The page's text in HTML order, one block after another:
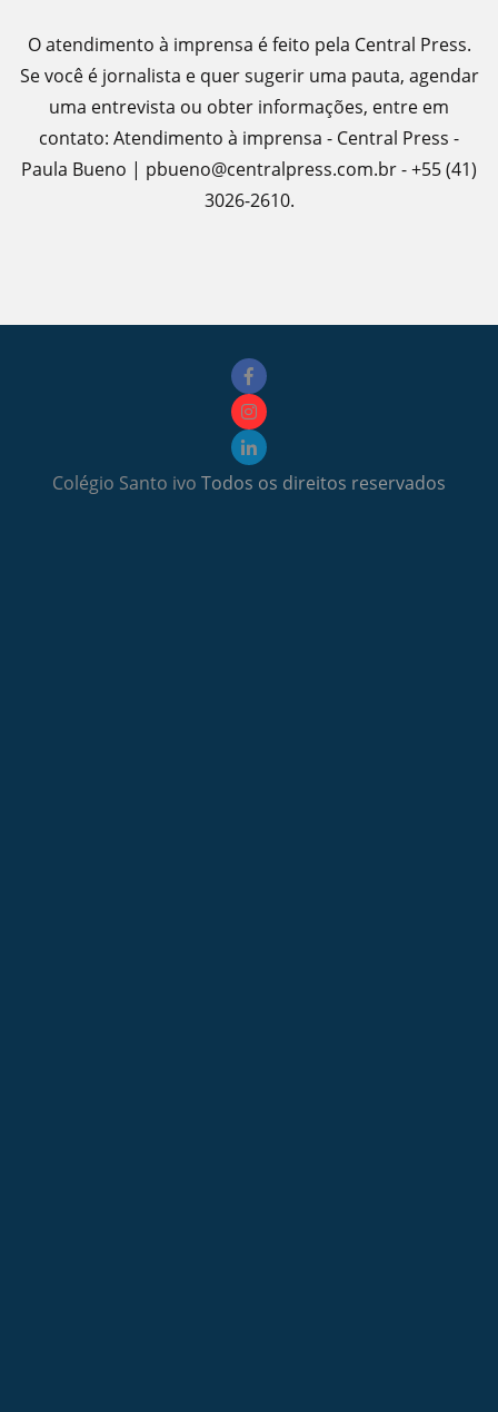
O atendimento à imprensa é feito pela Central Press.
Se você é jornalista e quer sugerir uma pauta, agendar
uma entrevista ou obter informações, entre em
contato: Atendimento à imprensa - Central Press -
Paula Bueno | pbueno@centralpress.com.br - +55 (41)
3026-2610.
Colégio Santo ivo Todos os direitos reservados